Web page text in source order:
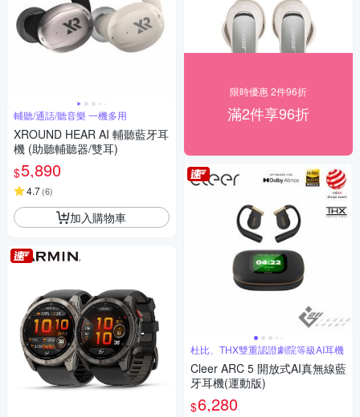
輔聽/通話/聽音樂 一機多用
XROUND HEAR AI 輔聽藍牙耳
機 (助聽輔聽器/雙耳)
$5,890
4.7(6)
加入購物車
限時優惠 2件96折
滿2件享96折
杜比、THX雙重認證劇院等級AI耳機
Cleer ARC 5 開放式AI真無線藍
牙耳機(運動版)
$6,280